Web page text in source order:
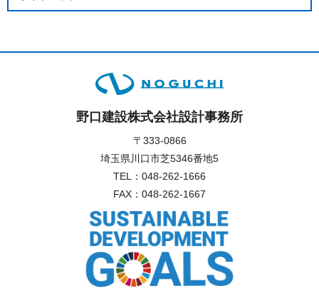
野口建設株式会社設計事務所
〒333-0866
埼玉県川口市芝5346番地5
TEL： 048-262-1666
FAX：048-262-1667